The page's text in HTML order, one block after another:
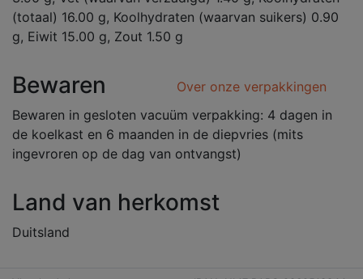
(totaal) 16.00 g, Koolhydraten (waarvan suikers) 0.90
g, Eiwit 15.00 g, Zout 1.50 g
Bewaren
Over onze verpakkingen
Bewaren in gesloten vacuüm verpakking: 4 dagen in
de koelkast en 6 maanden in de diepvries (mits
ingevroren op de dag van ontvangst)
Land van herkomst
Duitsland